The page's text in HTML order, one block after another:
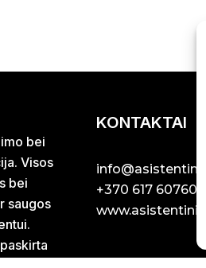
bei
Visos
bei
saugos
KONTAKTAI
+370 617 60760